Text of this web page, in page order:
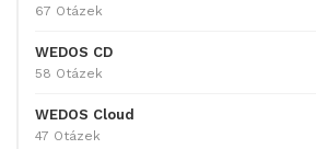
67 Otázek
WEDOS CD
58 Otázek
WEDOS Cloud
47 Otázek